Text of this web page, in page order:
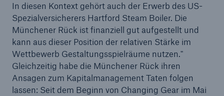
In diesen Kontext gehört auch der Erwerb des US-
Spezialversicherers Hartford Steam Boiler. Die
Münchener Rück ist finanziell gut aufgestellt und
kann aus dieser Position der relativen Stärke im
Wettbewerb Gestaltungsspielräume nutzen."
Gleichzeitig habe die Münchener Rück ihren
Ansagen zum Kapitalmanagement Taten folgen
lassen: Seit dem Beginn von Changing Gear im Mai
Lösungen